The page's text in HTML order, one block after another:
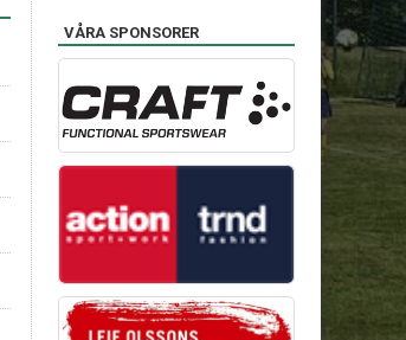
VÅRA SPONSORER